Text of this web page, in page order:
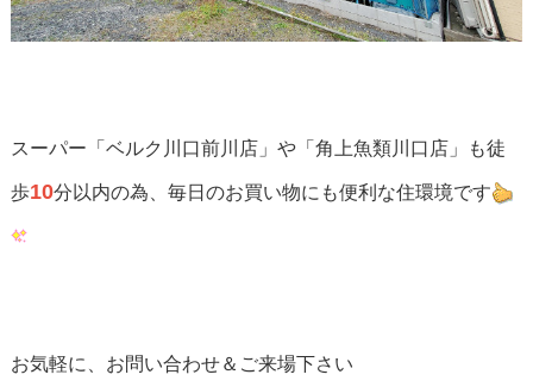
スーパー「ベルク川口前川店」や「角上魚類川口店」も徒
歩10分以内の為、毎日のお買い物にも便利な住環境です
お気軽に、お問い合わせ＆ご来場下さい